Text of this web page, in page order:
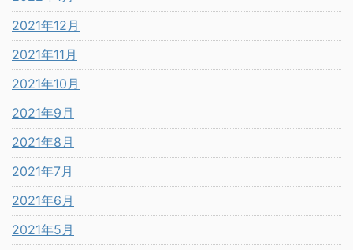
2021年12月
2021年11月
2021年10月
2021年9月
2021年8月
2021年7月
2021年6月
2021年5月